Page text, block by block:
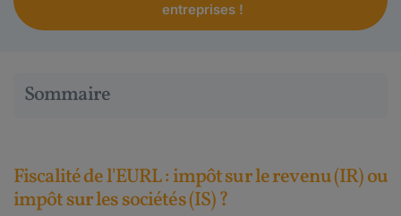
entreprises !
Sommaire
Fiscalité de l'EURL : impôt sur le revenu (IR) ou
impôt sur les sociétés (IS) ?